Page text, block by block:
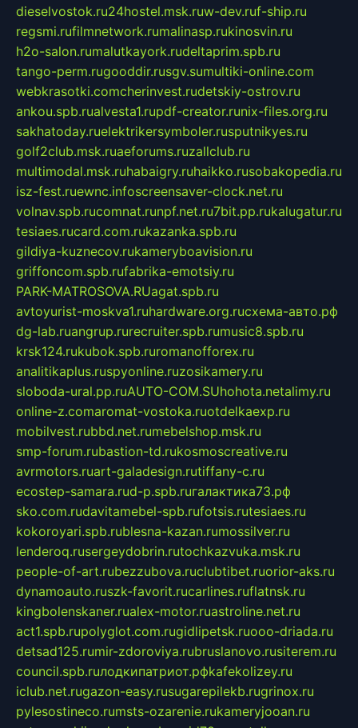
dieselvostok.ru24hostel.msk.ruw-dev.ruf-ship.ru
regsmi.rufilmnetwork.rumalinasp.rukinosvin.ru
h2o-salon.rumalutkayork.rudeltaprim.spb.ru
tango-perm.rugooddir.rusgv.sumultiki-online.com
webkrasotki.comcherinvest.rudetskiy-ostrov.ru
ankou.spb.rualvesta1.rupdf-creator.runix-files.org.ru
sakhatoday.ruelektrikersymboler.rusputnikyes.ru
golf2club.msk.ruaeforums.ruzallclub.ru
multimodal.msk.ruhabaigry.ruhaikko.rusobakopedia.ru
isz-fest.ruewnc.infoscreensaver-clock.net.ru
volnav.spb.rucomnat.runpf.net.ru7bit.pp.rukalugatur.ru
tesiaes.rucard.com.rukazanka.spb.ru
gildiya-kuznecov.rukameryboavision.ru
griffoncom.spb.rufabrika-emotsiy.ru
PARK-MATROSOVA.RUagat.spb.ru
avtoyurist-moskva1.ruhardware.org.ruсхема-авто.рф
dg-lab.ruangrup.rurecruiter.spb.rumusic8.spb.ru
krsk124.rukubok.spb.ruromanofforex.ru
analitikaplus.ruspyonline.ruzosikamery.ru
sloboda-ural.pp.ruAUTO-COM.SUhohota.netalimy.ru
online-z.comaromat-vostoka.ruotdelkaexp.ru
mobilvest.rubbd.net.rumebelshop.msk.ru
smp-forum.rubastion-td.rukosmoscreative.ru
avrmotors.ruart-galadesign.rutiffany-c.ru
ecostep-samara.rud-p.spb.ruгалактика73.рф
sko.com.rudavitamebel-spb.rufotsis.rutesiaes.ru
kokoroyari.spb.rublesna-kazan.rumossilver.ru
lenderoq.rusergeydobrin.rutochkazvuka.msk.ru
people-of-art.rubezzubova.ruclubtibet.ruorior-aks.ru
dynamoauto.ruszk-favorit.rucarlines.ruflatnsk.ru
kingbolenskaner.rualex-motor.ruastroline.net.ru
act1.spb.rupolyglot.com.rugidlipetsk.ruooo-driada.ru
detsad125.rumir-zdoroviya.rubruslanovo.rusiterem.ru
council.spb.ruлодкипатриот.рфkafekolizey.ru
iclub.net.rugazon-easy.rusugarepilekb.rugrinox.ru
pylesostineco.rumsts-ozarenie.rukameryjooan.ru